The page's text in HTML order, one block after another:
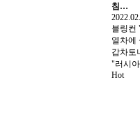
침…
블링컨
열차에
갑차토
"러시
Hot